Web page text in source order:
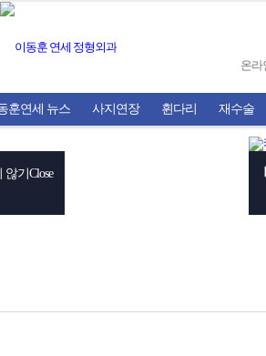
온라
훈연세 뉴스 사지연장 휜다리 재수술
기 Close